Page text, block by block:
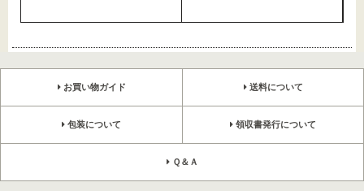
お買い物ガイド 送料について
包装について 領収書発行について
Ｑ＆Ａ